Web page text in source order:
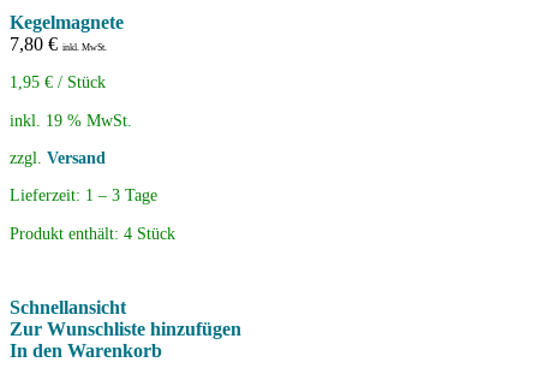
Kegelmagnete
7,80 € inkl. MwSt.
1,95 € / Stück
inkl. 19 % MwSt.
zzgl. Versand
Lieferzeit: 1 – 3 Tage
Produkt enthält: 4 Stück
Schnellansicht
Zur Wunschliste hinzufügen
In den Warenkorb